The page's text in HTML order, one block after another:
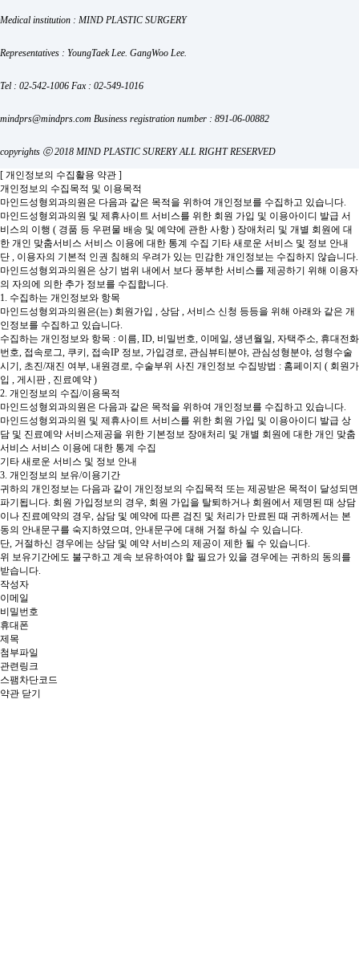
Medical institution : MIND PLASTIC SURGERY
Representatives : YoungTaek Lee. GangWoo Lee.
Tel : 02-542-1006 Fax : 02-549-1016
mindprs@mindprs.com Business registration number : 891-06-00882
copyrights ⓒ 2018 MIND PLASTIC SURERY ALL RIGHT RESERVED
[ 개인정보의 수집활용 약관 ]
개인정보의 수집목적 및 이용목적
마인드성형외과의원은 다음과 같은 목적을 위하여 개인정보를 수집하고 있습니다.
마인드성형외과의원 및 제휴사이트 서비스를 위한 회원 가입 및 이용아이디 발급 서
비스의 이행 ( 경품 등 우편물 배송 및 예약에 관한 사항 ) 장애처리 및 개별 회원에 대
한 개인 맞춤서비스 서비스 이용에 대한 통계 수집 기타 새로운 서비스 및 정보 안내
단 , 이용자의 기본적 인권 침해의 우려가 있는 민감한 개인정보는 수집하지 않습니다.
마인드성형외과의원은 상기 범위 내에서 보다 풍부한 서비스를 제공하기 위해 이용자
의 자의에 의한 추가 정보를 수집합니다.
1. 수집하는 개인정보와 항목
마인드성형외과의원은(는) 회원가입 , 상담 , 서비스 신청 등등을 위해 아래와 같은 개
인정보를 수집하고 있습니다.
수집하는 개인정보와 항목 : 이름, ID, 비밀번호, 이메일, 생년월일, 자택주소, 휴대전화
번호, 접속로그, 쿠키, 접속IP 정보, 가입경로, 관심뷰티분야, 관심성형분야, 성형수술
시기, 초진/재진 여부, 내원경로, 수술부위 사진 개인정보 수집방법 : 홈페이지 ( 회원가
입 , 게시판 , 진료예약 )
2. 개인정보의 수집/이용목적
마인드성형외과의원은 다음과 같은 목적을 위하여 개인정보를 수집하고 있습니다.
마인드성형외과의원 및 제휴사이트 서비스를 위한 회원 가입 및 이용아이디 발급 상
담 및 진료예약 서비스제공을 위한 기본정보 장애처리 및 개별 회원에 대한 개인 맞춤
서비스 서비스 이용에 대한 통계 수집
기타 새로운 서비스 및 정보 안내
3. 개인정보의 보유/이용기간
귀하의 개인정보는 다음과 같이 개인정보의 수집목적 또는 제공받은 목적이 달성되면
파기됩니다. 회원 가입정보의 경우, 회원 가입을 탈퇴하거나 회원에서 제명된 때 상담
이나 진료예약의 경우, 삼담 및 예약에 따른 검진 및 처리가 만료된 때 귀하께서는 본
동의 안내문구를 숙지하였으며, 안내문구에 대해 거절 하실 수 있습니다.
단, 거절하신 경우에는 상담 및 예약 서비스의 제공이 제한 될 수 있습니다.
위 보유기간에도 불구하고 계속 보유하여야 할 필요가 있을 경우에는 귀하의 동의를
받습니다.
작성자
이메일
비밀번호
휴대폰
제목
첨부파일
관련링크
스팸차단코드
약관 닫기